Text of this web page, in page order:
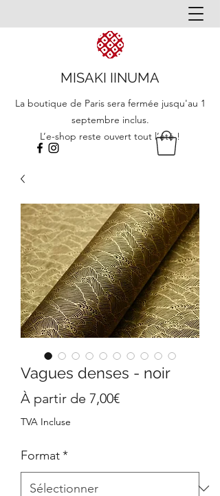
MISAKI IINUMA
La boutique de Paris sera fermée jusqu'au 1
septembre inclus.
L’e-shop reste ouvert tout l’été !
Vagues denses - noir
À partir de 7,00€Prix
TVA Incluse
Format*